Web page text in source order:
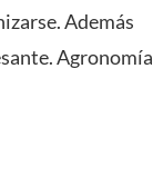
Además
Agronomía